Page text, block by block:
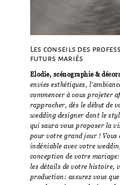
Les conseils des
futurs mariés
Elodie, scénographie &
envies esthétiques,
commencer à vous projeter
rapprocher, dès le début de
wedding designer dont le
qui saura vous proposer la
pour votre grand jour ! Vous
indéniable avec votre
conception de votre
les détails de votre histoire,
production: assurez vous